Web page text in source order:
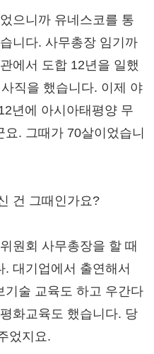
으니까 유네스코를 통
니다. 사무총장 임기까
에서 도합 12년을 일했
직을 했습니다. 이제 야
년에 아시아태평양 무
. 그때가 70살이었습니
건 그때인가요?
원회 사무총장을 할 때
대기업에서 출연해서
기술 교육도 하고 우간다
화교육도 했습니다. 당
었지요.